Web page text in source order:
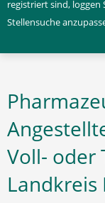
registriert sind, loggen
Stellensuche
Voll- oder
Landkreis